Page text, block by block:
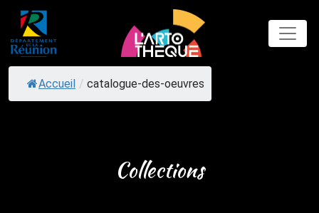
Skip
content
Accueil / catalogue-des-oeuvres
Collections